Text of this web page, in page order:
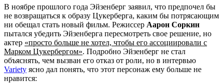
В ноябре прошлого года Эйзенберг заявил, что предпочел бы
не возвращаться к образу Цукерберга, каким бы потрясающим
ни обещал стать новый фильм. Режиссер Аарон Соркин
пытался убедить Эйзенберга пересмотреть свое решение, но
актер «просто больше не хотел, чтобы его ассоциировали с
Марком Цукербергом». Подробно Эйзенберг не стал
объяснять, чем вызван его отказ от роли, но в интервью
Variety ясно дал понять, что этот персонаж ему больше не
нравится: